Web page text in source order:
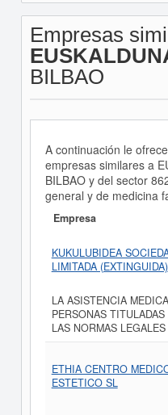
Empresas
BILBAO
A continuación le
empresas similares a
BILBAO y del sector
general y de medicina
Empresa
KUKULUBIDEA
LIMITADA (EXTINGUIDA)
LA ASISTENCIA
PERSONAS
LAS NORMAS LEGALES
ETHIA CENTRO
ESTETICO SL